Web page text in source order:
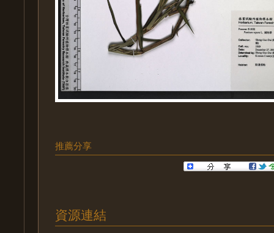
推薦分享
資源連結